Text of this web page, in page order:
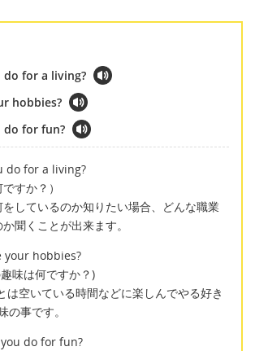
for a living?
hobbies?
do for fun?
do for a living?
すか？）
しているのか知りたい場合、どんな職業
聞くことが出来ます。
your hobbies?
味は何ですか？)
は空いている時間などに楽しんでやる好き
の事です。
do for fun?